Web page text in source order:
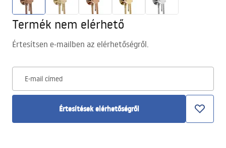
Termék nem elérhető
Értesítsen e-mailben az elérhetőségről.
E-mail címed
Értesítések elérhetőségről